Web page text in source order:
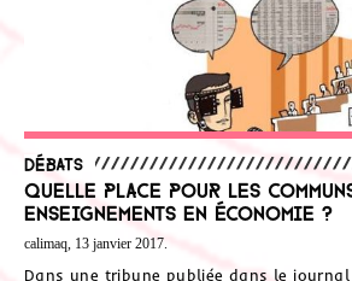
Débats
Quelle place pour les
enseignements en économie ?
calimaq, 13 janvier 2017.
Dans une tribune publiée dans le